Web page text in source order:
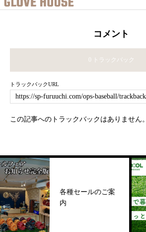
コメント
0 トラックバック
トラックバックURL
この記事へのトラックバックはありません。
各種セールのご案
内